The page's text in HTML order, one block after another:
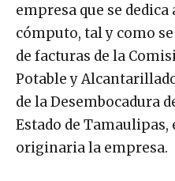
empresa que se
cómputo, tal y como
de facturas de la
Potable y
de la Desembocadura
Estado de Tamaulipas,
originaria la empresa.